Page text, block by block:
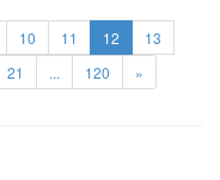
10 11 12
13
21 ... 120 »